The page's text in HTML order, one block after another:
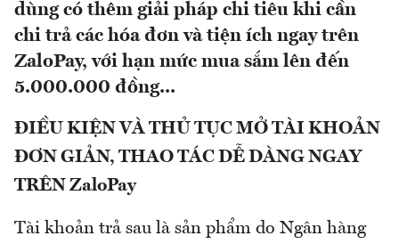
dùng có thêm giải pháp chi tiêu khi cần
chi trả các hóa đơn và tiện ích ngay trên
ZaloPay, với hạn mức mua sắm lên đến
5.000.000 đồng...
ĐIỀU KIỆN VÀ THỦ TỤC MỞ TÀI KHOẢN
ĐƠN GIẢN, THAO TÁC DỄ DÀNG NGAY
TRÊN ZaloPay
Tài khoản trả sau là sản phẩm do Ngân hàng